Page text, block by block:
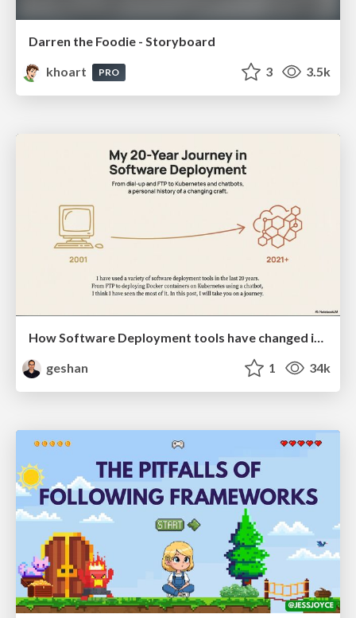
Darren the Foodie - Storyboard
khoart
PRO 3 3.5k
How Software Deployment tools have changed in the past 20 years
geshan
1 34k